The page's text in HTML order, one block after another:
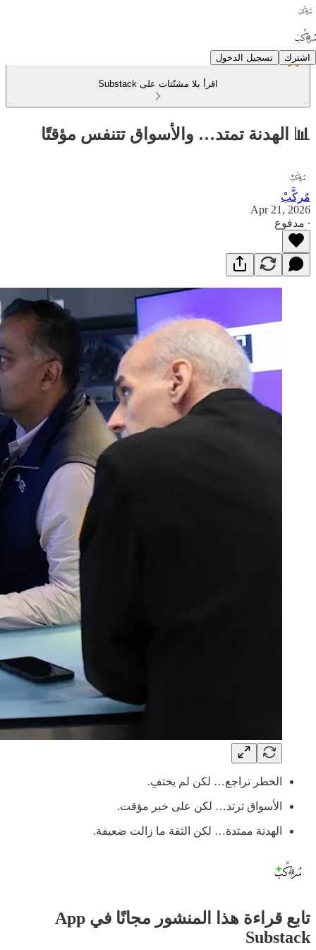
اشترك تسجيل الدخول
اقرأ بلا مشتّتات على Substack
📊 الهدنة تمتد… والأسواق تتنفس مؤقتًا
مٌركَّبْ
Apr 21, 2026
∙ مدفوع
الخطر تراجع… لكن لم يختفِ.
الأسواق ترتد… لكن على خبر مؤقت.
الهدنة ممتدة… لكن الثقة ما زالت ضعيفة.
تابع قراءة هذا المنشور مجانًا في App
Substack